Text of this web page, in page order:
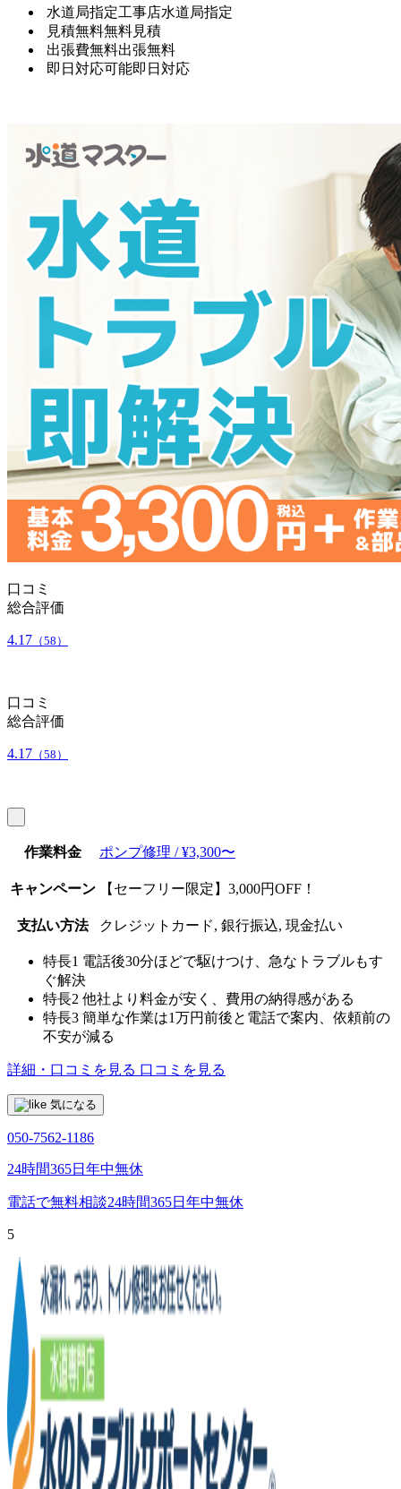
水道局指定工事店水道局指定
見積無料無料見積
出張費無料出張無料
即日対応可能即日対応
口コミ
総合評価
4.17 （58）
口コミ
総合評価
4.17 （58）
作業料金 ポンプ修理 / ¥3,300〜
キャンペーン 【セーフリー限定】3,000円OFF！
支払い方法 クレジットカード, 銀行振込, 現金払い
特長1 電話後30分ほどで駆けつけ、急なトラブルもす
ぐ解決
特長2 他社より料金が安く、費用の納得感がある
特長3 簡単な作業は1万円前後と電話で案内、依頼前の
不安が減る
詳細・口コミを見る 口コミを見る
気になる
050-7562-1186
24時間365日年中無休
電話で無料相談24時間365日年中無休
5